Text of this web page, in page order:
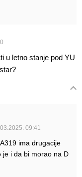
u letno stanje pod YU
09:41
ima drugacije
je i da bi morao na D